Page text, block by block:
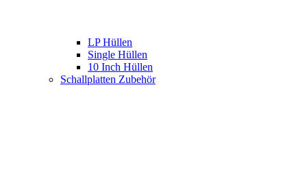
LP Hüllen
Single Hüllen
10 Inch Hüllen
Schallplatten Zubehör